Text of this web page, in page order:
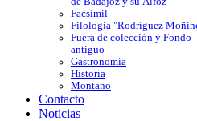
Facsímil
Filologia "Rodríguez
Fuera de colección y Fondo
antiguo
Gastronomía
Historia
Montano
Contacto
Noticias